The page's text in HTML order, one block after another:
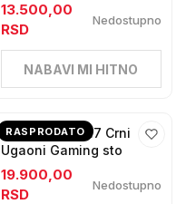
13.500,00
RSD
Nedostupno
NABAVI MI HITNO
RASPRODATO
Huzaro Hero 7.7 Crni
Ugaoni Gaming sto
19.900,00
RSD
Nedostupno